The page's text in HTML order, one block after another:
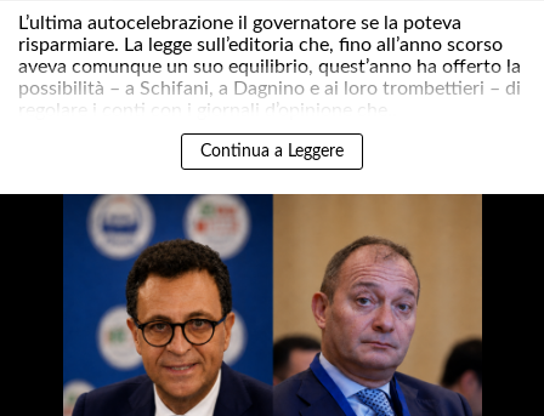
L’ultima autocelebrazione il governatore se la poteva
risparmiare. La legge sull’editoria che, fino all’anno scorso
aveva comunque un suo equilibrio, quest’anno ha offerto la
possibilità – a Schifani, a Dagnino e ai loro trombettieri – di
regolare i conti con i giornali d’opinione che..
Continua a Leggere